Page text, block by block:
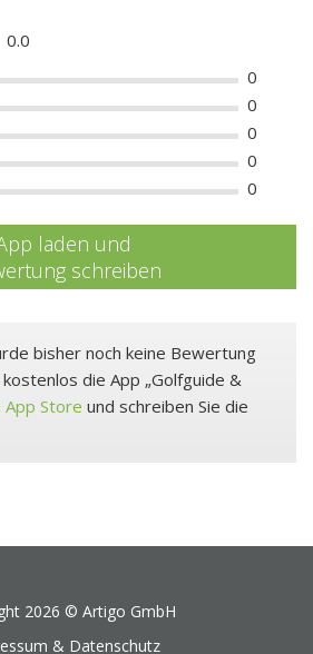
0.0
0
0
0
0
0
laden und
schreiben
bisher noch keine Bewertung
die App „Golfguide &
App Store und schreiben Sie die
2026 © Artigo GmbH
& Datenschutz